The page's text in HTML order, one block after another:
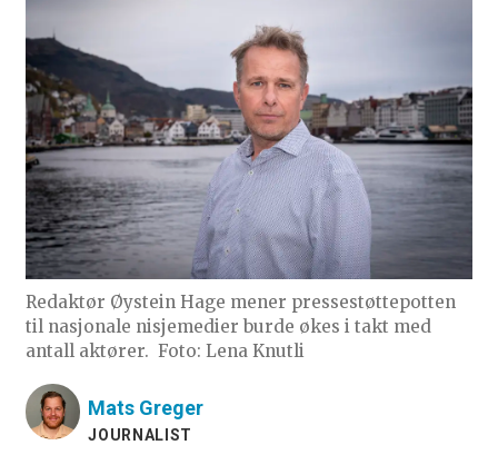
Redaktør Øystein Hage mener pressestøttepotten
til nasjonale nisjemedier burde økes i takt med
antall aktører. Foto: Lena Knutli
Mats Greger
JOURNALIST